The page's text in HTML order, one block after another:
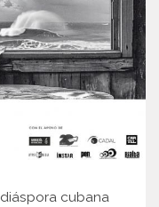
cubana